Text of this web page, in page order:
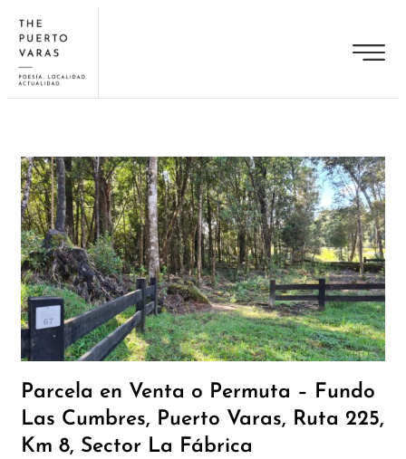
Parcela en Venta o Permuta – Fundo
Las Cumbres, Puerto Varas, Ruta 225,
Km 8, Sector La Fábrica